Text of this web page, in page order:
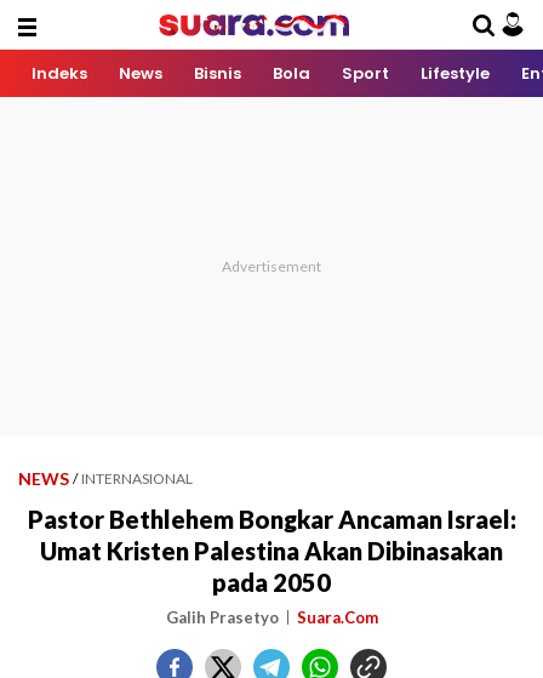
Indeks News Bisnis Bola Sport Lifestyle
NEWS / INTERNASIONAL
Pastor Bethlehem Bongkar Ancaman Israel:
Umat Kristen Palestina Akan Dibinasakan
pada 2050
Galih Prasetyo Suara.Com